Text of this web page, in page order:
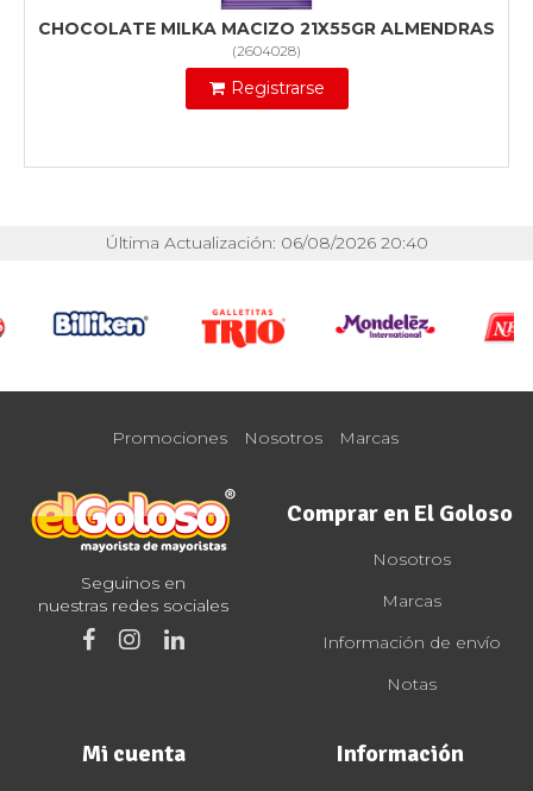
CHOCOLATE MILKA MACIZO 21X55GR ALMENDRAS
(2604028)
Registrarse
Última Actualización: 06/08/2026 20:40
Promociones Nosotros Marcas
Seguinos en
nuestras redes sociales
Comprar en El Goloso
Nosotros
Marcas
Información de envío
Notas
Mi cuenta Información